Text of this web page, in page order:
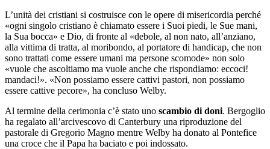
L’unità dei cristiani si costruisce con le opere di misericordia perché
«ogni singolo cristiano è chiamato essere i Suoi piedi, le Sue mani,
la Sua bocca» e Dio, di fronte al «debole, al non nato, all’anziano,
alla vittima di tratta, al moribondo, al portatore di handicap, che non
sono trattati come essere umani ma persone scomode» non solo
«vuole che ascoltiamo ma vuole anche che rispondiamo: eccoci!
mandaci!». «Non possiamo essere cattivi pastori, non possiamo
essere cattive pecore», ha concluso Welby.
Al termine della cerimonia c’è stato uno scambio di doni. Bergoglio
ha regalato all’arcivescovo di Canterbury una riproduzione del
pastorale di Gregorio Magno mentre Welby ha donato al Pontefice
una croce che il Papa ha baciato e poi indossato.